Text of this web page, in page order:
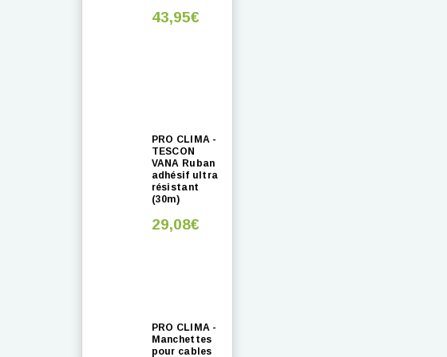
43,95€
PRO CLIMA -
TESCON
VANA Ruban
adhésif ultra
résistant
(30m)
29,08€
PRO CLIMA -
Manchettes
pour cables